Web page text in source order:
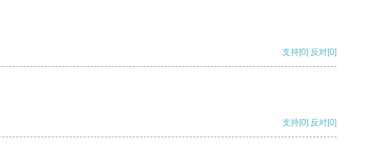
支持[0] 反对[0]
支持[0] 反对[0]